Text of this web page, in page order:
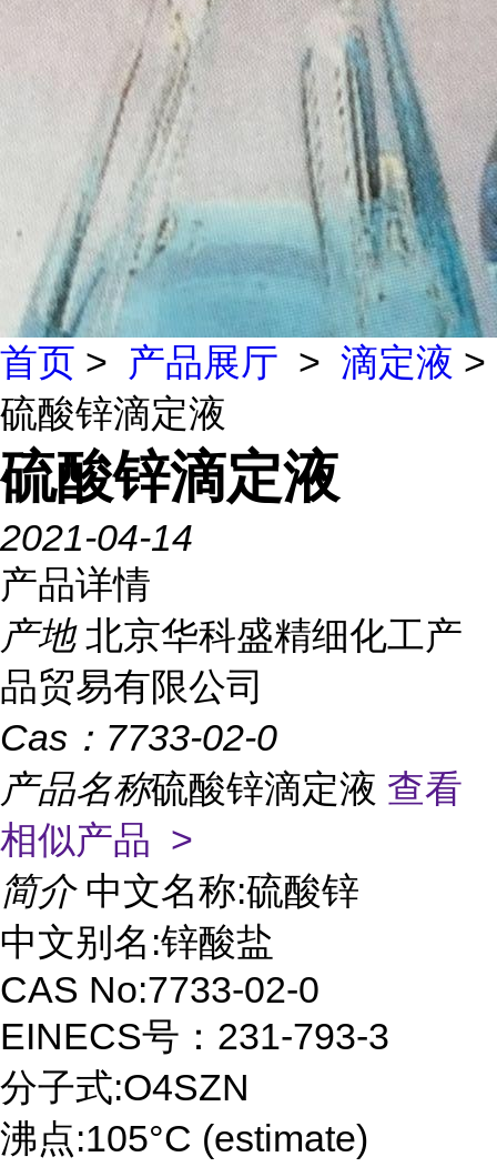
首页 > 产品展厅 > 滴定液 >
硫酸锌滴定液
硫酸锌滴定液
2021-04-14
产品详情
产地 北京华科盛精细化工产
品贸易有限公司
Cas： 7733-02-0
产品名称硫酸锌滴定液 查看
相似产品 >
简介 中文名称:硫酸锌
中文别名:锌酸盐
CAS No:7733-02-0
EINECS号：231-793-3
分子式:O4SZN
沸点:105°C (estimate)